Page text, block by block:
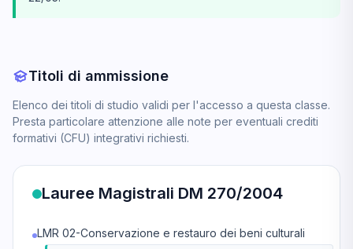
Titoli di ammissione
Elenco dei titoli di studio validi per l'accesso a questa classe.
Presta particolare attenzione alle note per eventuali crediti
formativi (CFU) integrativi richiesti.
Lauree Magistrali DM 270/2004
LMR 02-Conservazione e restauro dei beni culturali